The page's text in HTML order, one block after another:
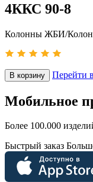
4ККС 90-8
Колонны ЖБИ/
В корзину Перейти
Мобильное
Более 100.000
Быстрый заказ